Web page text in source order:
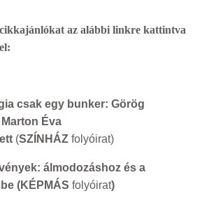
az alábbi linkre kattintva
csak egy bunker: Görög
Éva
(SZÍNHÁZfolyóirat)
álmodozáshoz és a
(KÉPMÁS folyóirat)